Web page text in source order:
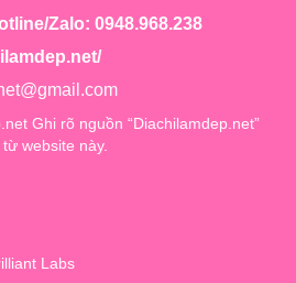
Zalo: 0948.968.238
Ghi rõ nguồn “Diachilamdep.net”
website này.
Labs